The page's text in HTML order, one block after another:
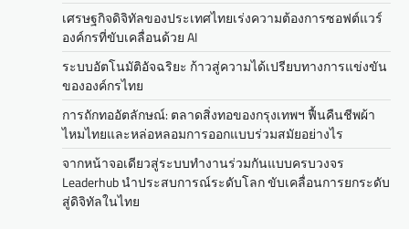
เศรษฐกิจดิจิทัลของประเทศไทยเร่งความต้องการซอฟต์แวร์
องค์กรที่ขับเคลื่อนด้วย AI
ระบบอัตโนมัติอัจฉริยะ ก้าวสู่ความได้เปรียบทางการแข่งขัน
ขององค์กรไทย
การถักทออัตลักษณ์: ตลาดสิ่งทอของกรุงเทพฯ ฟื้นคืนชีพผ้า
ไหมไทยและหล่อหลอมการออกแบบร่วมสมัยอย่างไร
จากหน้าจอเดียวสู่ระบบทำงานร่วมกันแบบครบวงจร
Leaderhub นำประสบการณ์ระดับโลก ขับเคลื่อนการยกระดับ
สู่ดิจิทัลในไทย